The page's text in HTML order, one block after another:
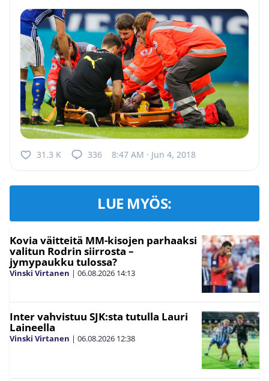
31.3 K 336 8:47 AM · Jun 4, 2018
LUE MYÖS:
Kovia väitteitä MM-kisojen parhaaksi
valitun Rodrin siirrosta –
jymypaukku tulossa?
Vinski Virtanen | 06.08.2026 14:13
Inter vahvistuu SJK:sta tutulla Lauri
Laineella
Vinski Virtanen | 06.08.2026 12:38